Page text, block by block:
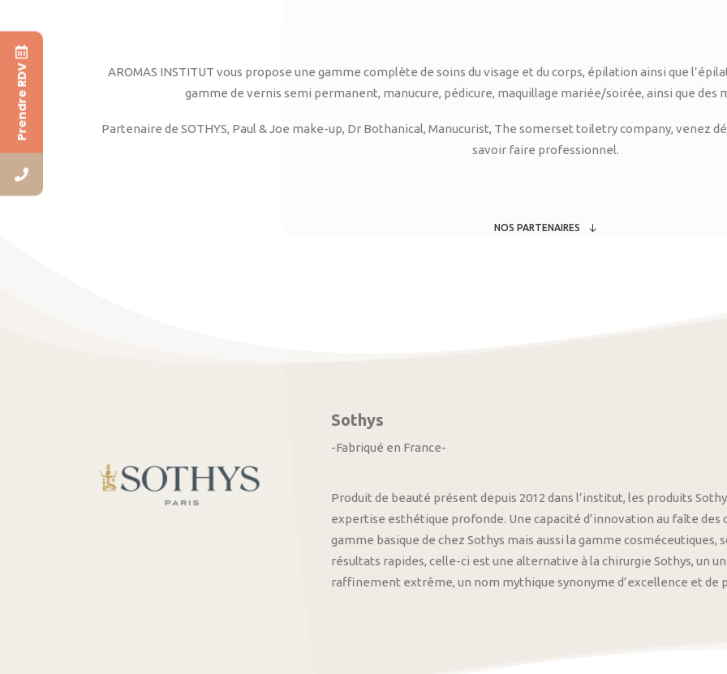
AROMAS INSTITUT vous propose une gamme complète de soins du visage et du corps, épilation ainsi que
gamme de vernis semi permanent, manucure, pédicure, maquillage mariée/soirée, ainsi que des
Partenaire de SOTHYS, Paul & Joe make-up, Dr Bothanical, Manucurist, The somerset toiletry company, venez
savoir faire professionnel.
NOS PARTENAIRES
Sothys
-Fabriqué en France-
Produit de beauté présent depuis 2012 dans l’institut, les produits
expertise esthétique profonde. Une capacité d’innovation au faîte
gamme basique de chez Sothys mais aussi la gamme
résultats rapides, celle-ci est une alternative à la chirurgie Sothys, un
raffinement extrême, un nom mythique synonyme d’excellence et de
Prendre RDV